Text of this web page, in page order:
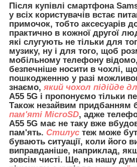
Після купівлі смартфона
у всіх користувачів встає
примочок, тобто аксесуарів
практично в кожної другої
які слугують не тільки для
музику, ну і для того, щоб
мобільному телефону
безпечніше носити в чохлі,
пошкодженню у разі
знаємо, який чохол підійде
A55 5G і пропонуємо тільки
Також незайвим придбанням
пам'яті MicroSD, адже
A55 5G має не таку вже
пам'ять. Стилус теж може
бувають ситуації, коли його
виправданіше, наприклад,
зовсім чисті. Ще, на нашу